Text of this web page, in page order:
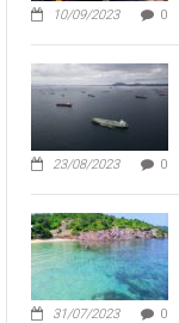
10/09/2023 0
23/08/2023 0
31/07/2023 0